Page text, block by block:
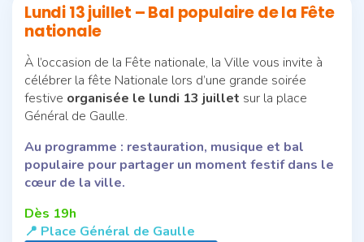
Lundi 13 juillet – Bal populaire de la Fête
nationale
À l’occasion de la Fête nationale, la Ville vous invite à
célébrer la fête Nationale lors d’une grande soirée
festive organisée le lundi 13 juillet sur la place
Général de Gaulle.
Au programme : restauration, musique et bal
populaire pour partager un moment festif dans le
cœur de la ville.
Dès 19h
📍 Place Général de Gaulle